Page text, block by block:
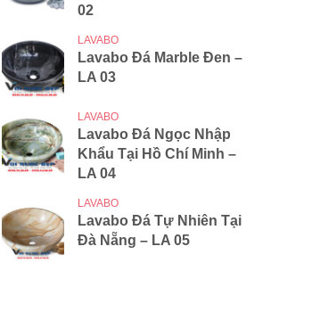
02
LAVABO
Lavabo Đá Marble Đen –
LA 03
LAVABO
Lavabo Đá Ngọc Nhập
Khẩu Tại Hồ Chí Minh –
LA 04
LAVABO
Lavabo Đá Tự Nhiên Tại
Đà Nẵng – LA 05